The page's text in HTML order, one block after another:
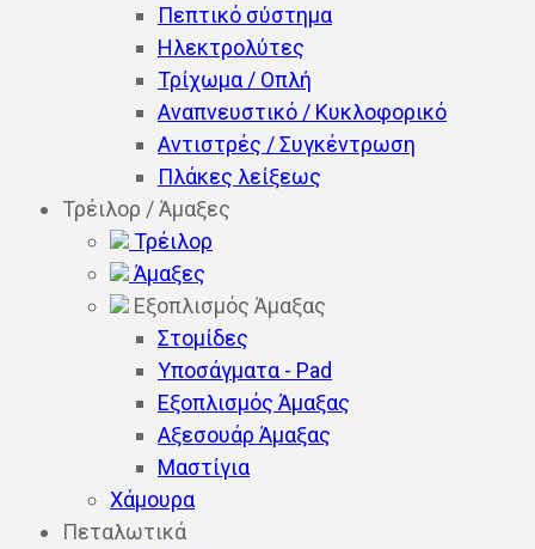
Πεπτικό σύστημα
Ηλεκτρολύτες
Τρίχωμα / Οπλή
Αναπνευστικό / Κυκλοφορικό
Αντιστρές / Συγκέντρωση
Πλάκες λείξεως
Τρέιλορ / Άμαξες
Τρέιλορ
Άμαξες
Εξοπλισμός Άμαξας
Στομίδες
Υποσάγματα - Pad
Εξοπλισμός Άμαξας
Αξεσουάρ Άμαξας
Μαστίγια
Χάμουρα
Πεταλωτικά